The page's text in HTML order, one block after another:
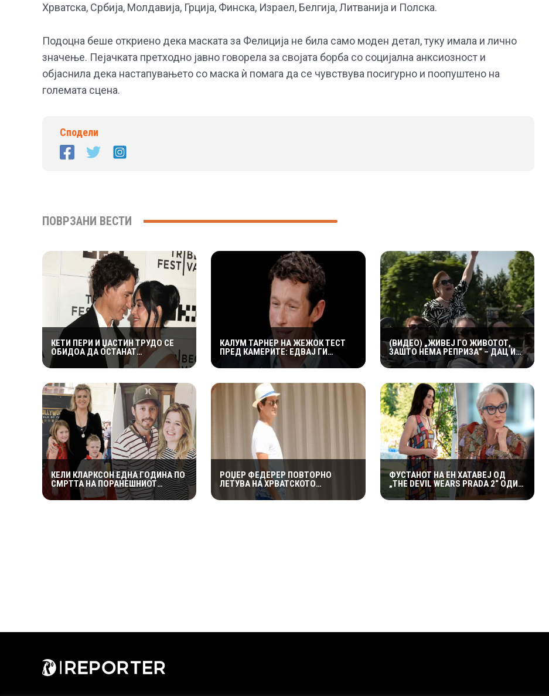
Хрватска, Србија, Молдавија, Грција, Финска, Израел, Белгија, Литванија и Полска.
Подоцна беше откриено дека маската за Фелиција не била само моден детал, туку имала и лично
значење. Пејачката претходно јавно говорела за својата борба со социјална анксиозност и
објаснила дека настапувањето со маска ѝ помага да се чувствува посигурно и поопуштено на
големата сцена.
Сподели
ПОВРЗАНИ ВЕСТИ
КЕТИ ПЕРИ И ЏАСТИН ТРУДО СЕ
ОБИДОА ДА ОСТАНАТ
НЕЗАБЕЛЕЖАНИ ВО КОТОР,
МЕШТАНИТЕ СО ДУХОВИТИ
ПРЕПОЗНАЛ“
КАЛУМ ТАРНЕР НА ЖЕЖОК ТЕСТ
ПРЕД КАМЕРИТЕ: ЕДВАЈ ГИ
ИЗДРЖА ЛУТИТЕ КРИЛЦА –
„УСТАТА МИ ГОРИ“
(ВИДЕО) „ЖИВЕЈ ГО ЖИВОТОТ,
ЗАШТО НЕМА РЕПРИЗА“ – ДАЦ И
АЛЕКСАНДАР СО МАРИЈАНА И
РОСАНА ЈА ПРЕТСТАВИЈА
КЕЛИ КЛАРКСОН ЕДНА ГОДИНА ПО
СМРТТА НА ПОРАНЕШНИОТ
СОПРУГ: ЦЕЛОСНО ИМ СЕ
ПОСВЕТИЛА НА ДЕЦАТА ВО
РОЏЕР ФЕДЕРЕР ПОВТОРНО
ЛЕТУВА НА ХРВАТСКОТО
КРАЈБРЕЖЈЕ: ОТКРИ ЗОШТО
СЕКОГАШ СЕ ВРАЌА НА МАЛИ
ФУСТАНОТ НА ЕН ХАТАВЕЈ ОД
„THE DEVIL WEARS PRADA 2“ ОДИ
НА АУКЦИЈА – И ТОА СО ДАМКИТЕ
ОД СНИМАЊЕТО